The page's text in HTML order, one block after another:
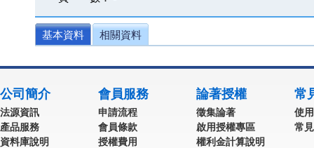
基本資料 相關資料
公司簡介
法源資訊
產品服務
資料庫說明
會員服務
申請流程
會員條款
授權費用
論著授權
徵集論著
啟用授權專區
權利金計算說明
常
使
常